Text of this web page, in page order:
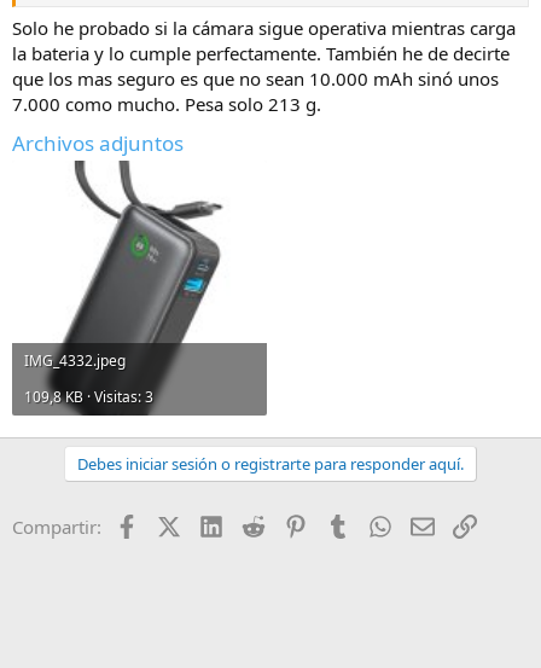
Solo he probado si la cámara sigue operativa mientras carga
la bateria y lo cumple perfectamente. También he de decirte
que los mas seguro es que no sean 10.000 mAh sinó unos
7.000 como mucho. Pesa solo 213 g.
Archivos adjuntos
IMG_4332.jpeg
109,8 KB · Visitas: 3
Debes iniciar sesión o registrarte para responder aquí.
Compartir: FacebookX (Twitter)
LinkedIn
Reddit PinterestTumblr WhatsApp
EmailEnlace